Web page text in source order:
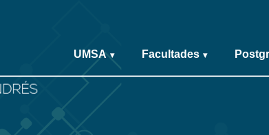
UMSA ▾ Facultades ▾